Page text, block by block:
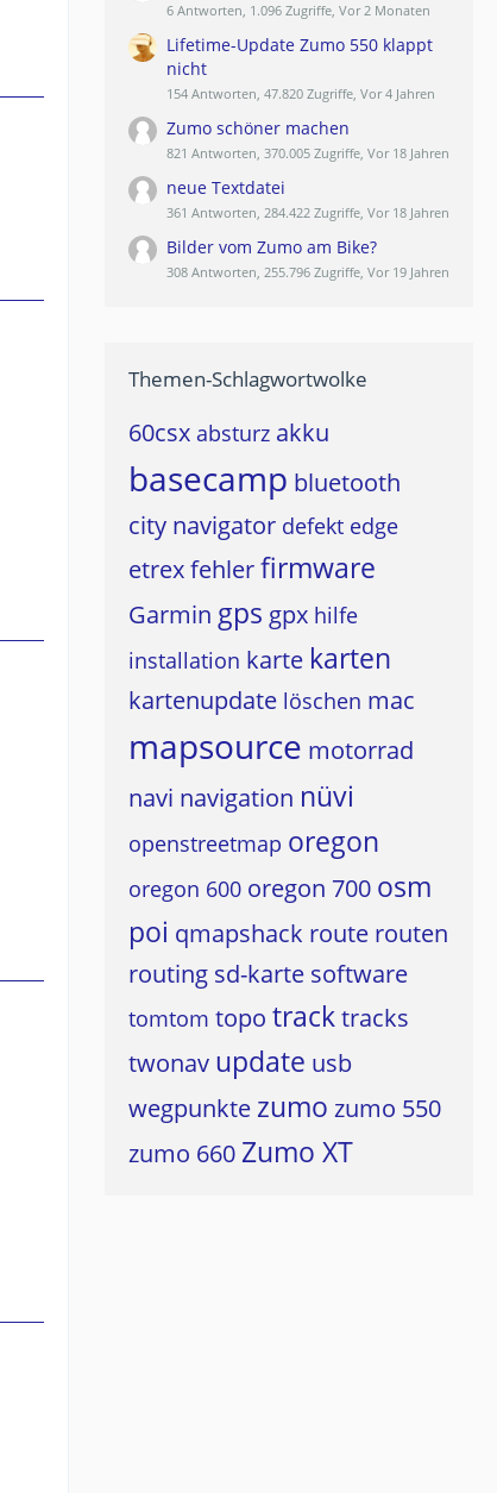
6 Antworten, 1.096 Zugriffe, Vor 2 Monaten
Lifetime-Update Zumo 550 klappt
nicht
154 Antworten, 47.820 Zugriffe, Vor 4 Jahren
Zumo schöner machen
821 Antworten, 370.005 Zugriffe, Vor 18 Jahren
neue Textdatei
361 Antworten, 284.422 Zugriffe, Vor 18 Jahren
Bilder vom Zumo am Bike?
308 Antworten, 255.796 Zugriffe, Vor 19 Jahren
Themen-Schlagwortwolke
60csx absturz akku
basecamp bluetooth
city navigator defekt edge
etrexfehlerfirmware
Garmin gps gpx hilfe
installation karte karten
kartenupdate löschen mac
mapsource motorrad
navi navigation nüvi
openstreetmap oregon
oregon 600 oregon 700 osm
poi qmapshack route routen
routing sd-karte software
tomtom topo tracktracks
twonav update usb
wegpunkte zumo zumo 550
zumo 660 Zumo XT